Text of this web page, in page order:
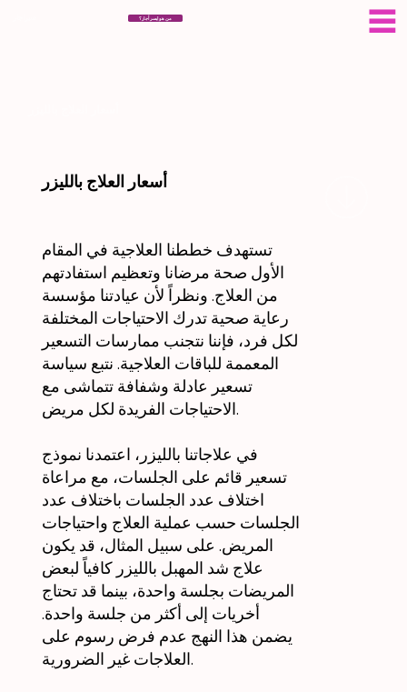
من هو ايسر أجار؟
أسعار العلاج بالليزر
تستهدف خططنا العلاجية في المقام
الأول صحة مرضانا وتعظيم استفادتهم
من العلاج. ونظراً لأن عيادتنا مؤسسة
رعاية صحية تدرك الاحتياجات المختلفة
لكل فرد، فإننا نتجنب ممارسات التسعير
المعممة للباقات العلاجية. نتبع سياسة
تسعير عادلة وشفافة تتماشى مع
الاحتياجات الفريدة لكل مريض.
في علاجاتنا بالليزر، اعتمدنا نموذج
تسعير قائم على الجلسات، مع مراعاة
اختلاف عدد الجلسات باختلاف عدد
الجلسات حسب عملية العلاج واحتياجات
المريض. على سبيل المثال، قد يكون
علاج شد المهبل بالليزر كافياً لبعض
المريضات بجلسة واحدة، بينما قد تحتاج
أخريات إلى أكثر من جلسة واحدة.
يضمن هذا النهج عدم فرض رسوم على
العلاجات غير الضرورية.